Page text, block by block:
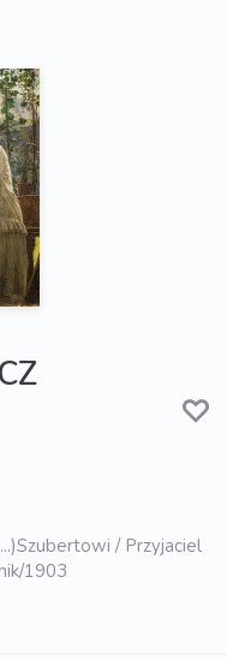
/ Przyjaciel
1903